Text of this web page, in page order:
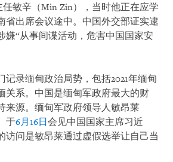
任敏辛（Min Zin），当时他正在应学
省出席会议途中。中国外交部证实逮
嫌“从事间谍活动，危害中国国家安
记录缅甸政治局势，包括2021年缅甸
关系。中国是缅甸军政府最大的财
来源。缅甸军政府领导人敏昂莱
于6月16日 会见中国国家主席习近
访问是敏昂莱通过虚假选举让自己当